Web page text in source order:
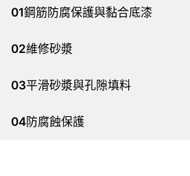
01鋼筋防腐保護與黏合底漆
02維修砂漿
03平滑砂漿與孔隙填料
04防腐蝕保護